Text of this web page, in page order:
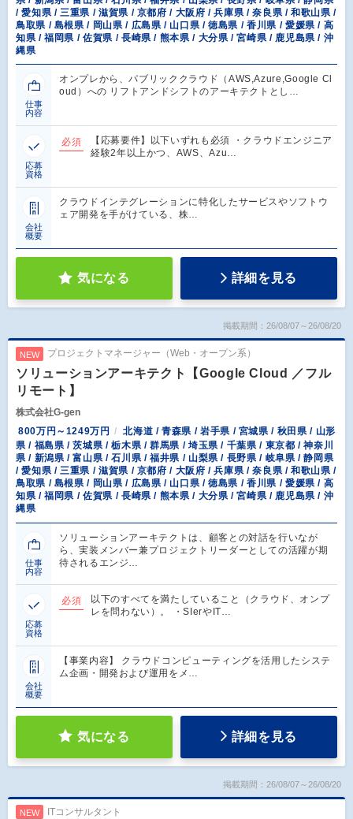
/ 愛知県 / 三重県 / 滋賀県 / 京都府 / 大阪府 / 兵庫県 / 奈良県 / 和歌山県 /
鳥取県 / 島根県 / 岡山県 / 広島県 / 山口県 / 徳島県 / 香川県 / 愛媛県 / 高
知県 / 福岡県 / 佐賀県 / 長崎県 / 熊本県 / 大分県 / 宮崎県 / 鹿児島県 / 沖
縄県
仕事
内容
オンプレから、パブリッククラウド（AWS,Azure,Google Cl
oud）への リフトアンドシフトのアーキテクトとし…
応募
資格
必須
【応募要件】以下いずれも必須 ・クラウドエンジニア
経験2年以上かつ、AWS、Azu…
会社
概要
クラウドインテグレーションに特化したサービスやソフトウ
ェア開発を手がけている、株…
気になる 詳細を見る
掲載期間：26/08/07～26/08/20
NEW プロジェクトマネージャー（Web・オープン系）
ソリューションアーキテクト【Google Cloud ／フル
リモート】
株式会社G-gen
800万円～1249万円
北海道 / 青森県 / 岩手県 / 宮城県 / 秋田県 / 山形
県 / 福島県 / 茨城県 / 栃木県 / 群馬県 / 埼玉県 / 千葉県 / 東京都 / 神奈川
県 / 新潟県 / 富山県 / 石川県 / 福井県 / 山梨県 / 長野県 / 岐阜県 / 静岡県
/ 愛知県 / 三重県 / 滋賀県 / 京都府 / 大阪府 / 兵庫県 / 奈良県 / 和歌山県 /
鳥取県 / 島根県 / 岡山県 / 広島県 / 山口県 / 徳島県 / 香川県 / 愛媛県 / 高
知県 / 福岡県 / 佐賀県 / 長崎県 / 熊本県 / 大分県 / 宮崎県 / 鹿児島県 / 沖
縄県
仕事
内容
ソリューションアーキテクトは、顧客との対話を行いなが
ら、実装メンバー兼プロジェクトリーダーとしての活躍が期
待されるエンジ…
応募
資格
必須
以下のすべてを満たしていること（クラウド、オンプ
レを問わない）。 ・SIerやIT…
会社
概要
【事業内容】 クラウドコンピューティングを活用したシステ
ム企画・開発および運用をメ…
気になる 詳細を見る
掲載期間：26/08/07～26/08/20
NEW ITコンサルタント